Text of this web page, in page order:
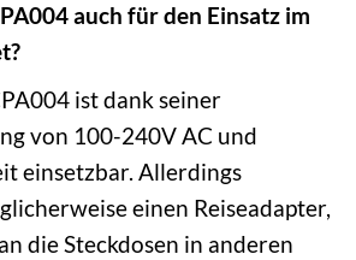
auch für den Einsatz im
ist dank seiner
von 100-240V AC und
einsetzbar. Allerdings
einen Reiseadapter,
die Steckdosen in anderen